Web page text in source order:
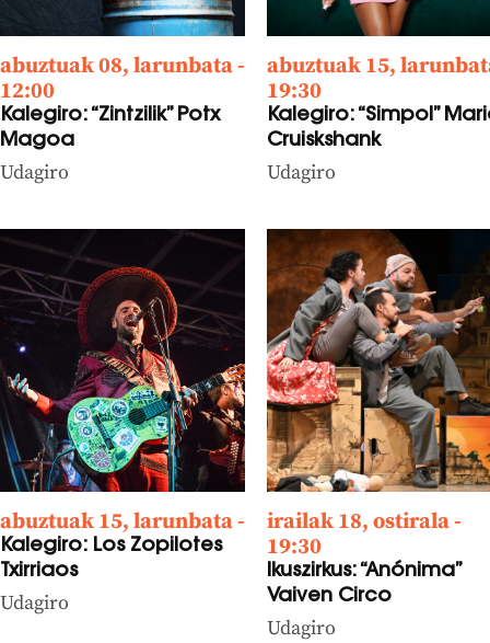
abuztuak 08, larunbata -
12:00
Kalegiro: “Zintzilik” Potx
Magoa
Udagiro
abuztuak 15,
19:30
Kalegiro: “Simpol”
Cruiskshank
Udagiro
abuztuak 15, larunbata -
Kalegiro: Los Zopilotes
Txirriaos
Udagiro
irailak 18, ostirala -
19:30
Ikuszirkus: “Anónima”
Vaiven Circo
Udagiro